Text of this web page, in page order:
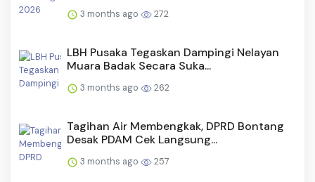
3 months ago 272
LBH Pusaka Tegaskan Dampingi Nelayan
Muara Badak Secara Suka...
3 months ago 262
Tagihan Air Membengkak, DPRD Bontang
Desak PDAM Cek Langsung...
3 months ago 257